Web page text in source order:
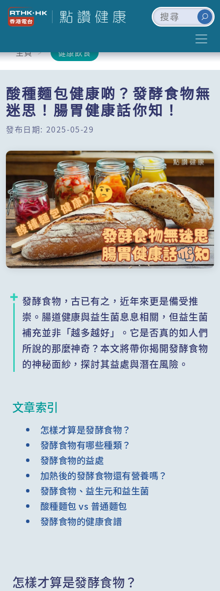
主頁 健康飲食
酸種麵包健康啲？發酵食物無
迷思！腸胃健康話你知！
發布日期: 2025-05-29
發酵食物，古已有之，近年來更是備受推
崇。腸道健康與益生菌息息相關，但益生菌
補充並非「越多越好」。它是否真的如人們
所說的那麼神奇？本文將帶你揭開發酵食物
的神秘面紗，探討其益處與潛在風險。
文章索引
怎樣才算是發酵食物？
發酵食物有哪些種類？
發酵食物的益處
加熱後的發酵食物還有營養嗎？
發酵食物、益生元和益生菌
酸種麵包 vs 普通麵包
發酵食物的健康食譜
怎樣才算是發酵食物？